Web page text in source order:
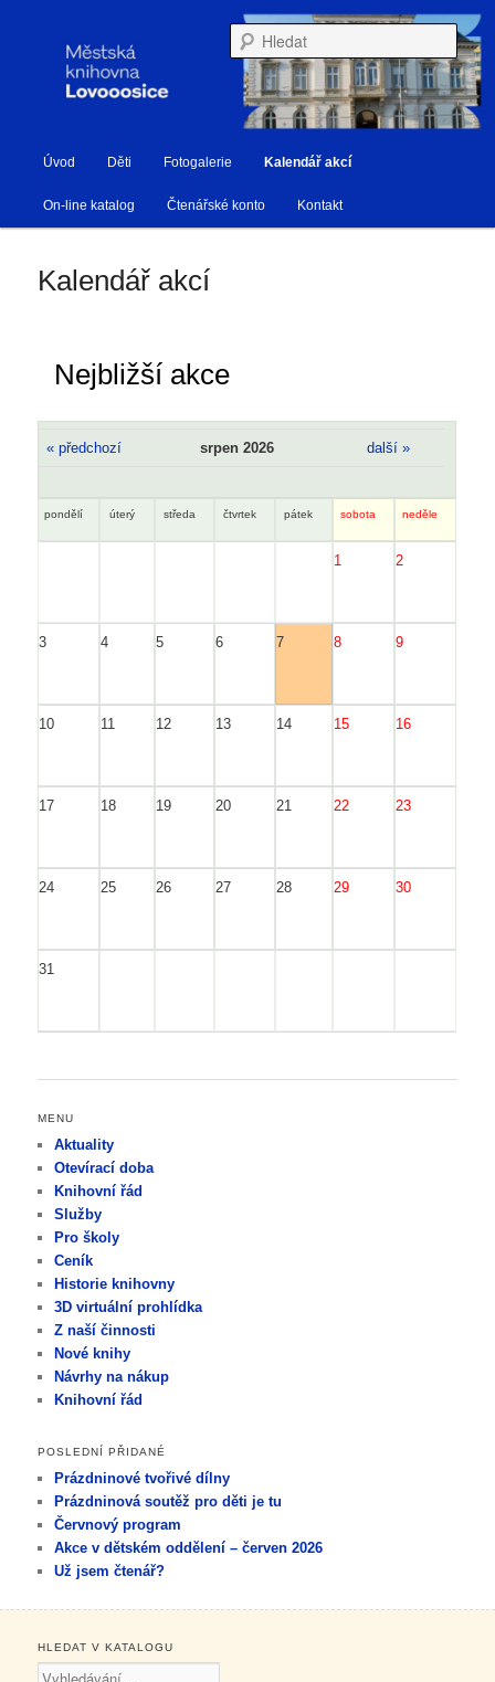
Knihovna Lovosice
Hlavní navigační menu
Přejít k hlavnímu obsahu webu
Přejít k obsahu postranního panelu
Úvod Děti Fotogalerie Kalendář akcí
On-line katalog Čtenářské konto Kontakt
Kalendář akcí
Nejbližší akce
« předchozí srpen 2026 další »
pondělí úterý středa čtvrtek pátek sobota neděle
1 2
3 4 5 6 7 8 9
10 11 12 13 14 15 16
17 18 19 20 21 22 23
24 25 26 27 28 29 30
31
MENU
Aktuality
Otevírací doba
Knihovní řád
Služby
Pro školy
Ceník
Historie knihovny
3D virtuální prohlídka
Z naší činnosti
Nové knihy
Návrhy na nákup
Knihovní řád
POSLEDNÍ PŘIDANÉ
Prázdninové tvořivé dílny
Prázdninová soutěž pro děti je tu
Červnový program
Akce v dětském oddělení – červen 2026
Už jsem čtenář?
HLEDAT V KATALOGU